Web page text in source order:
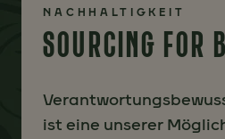
NACHHALTIGKEIT
SOURCING FOR
ist eine unserer